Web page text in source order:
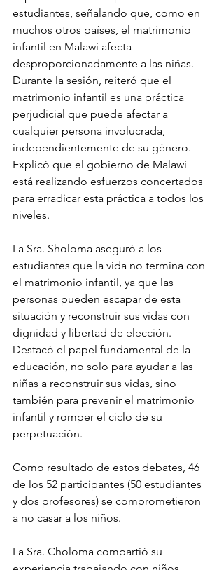
estudiantes, señalando que, como en
muchos otros países, el matrimonio
infantil en Malawi afecta
desproporcionadamente a las niñas.
Durante la sesión, reiteró que el
matrimonio infantil es una práctica
perjudicial que puede afectar a
cualquier persona involucrada,
independientemente de su género.
Explicó que el gobierno de Malawi
está realizando esfuerzos concertados
para erradicar esta práctica a todos los
niveles.
La Sra. Sholoma aseguró a los
estudiantes que la vida no termina con
el matrimonio infantil, ya que las
personas pueden escapar de esta
situación y reconstruir sus vidas con
dignidad y libertad de elección.
Destacó el papel fundamental de la
educación, no solo para ayudar a las
niñas a reconstruir sus vidas, sino
también para prevenir el matrimonio
infantil y romper el ciclo de su
perpetuación.
Como resultado de estos debates, 46
de los 52 participantes (50 estudiantes
y dos profesores) se comprometieron
a no casar a los niños.
La Sra. Choloma compartió su